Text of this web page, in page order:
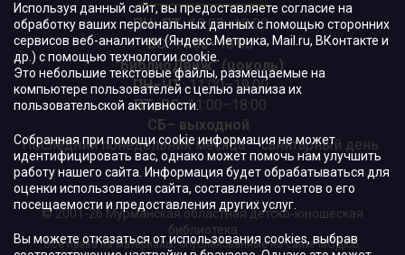
ПН–ПТ:10:00–18:00
ВС:11:00–18:00
"БиблиоДвиж" (цоколь):
ПН–ЧТ:11:00–19:00
ПТ, ВС:11:00–18:00
СБ– выходной
Последний понедельник месяца – санитарный день
© 2001-26 Мурманская областная детско-юношеская
библиотека
Все права на материалы, опубликованные на сайте МОДЮБ,
Используя данный сайт, вы предоставляете согласие на
обработку ваших персональных данных с помощью сторонних
сервисов веб-аналитики (Яндекс.Метрика, Mail.ru, ВКонтакте и
др.) с помощью технологии cookie.
Это небольшие текстовые файлы, размещаемые на
компьютере пользователей с целью анализа их
пользовательской активности.
Собранная при помощи cookie информация не может
идентифицировать вас, однако может помочь нам улучшить
работу нашего сайта. Информация будет обрабатываться для
оценки использования сайта, составления отчетов о его
посещаемости и предоставления других услуг.
Вы можете отказаться от использования cookies, выбрав